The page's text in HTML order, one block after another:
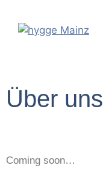
Über uns
Coming soon…